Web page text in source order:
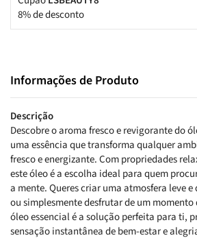
8% de desconto
Informações de Produto
Descrição
Descobre o aroma fresco e revigorante do
uma essência que transforma qualquer
fresco e energizante. Com propriedades
este óleo é a escolha ideal para quem
a mente. Queres criar uma atmosfera leve
ou simplesmente desfrutar de um
óleo essencial é a solução perfeita para ti,
sensação instantânea de bem-estar e